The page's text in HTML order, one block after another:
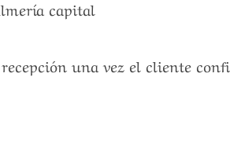
capital
una vez el cliente